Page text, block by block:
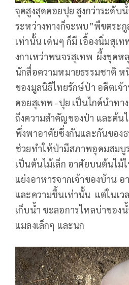
จุดสูงสุดดอยปุย สูงกว่าระดับน้
ระหว่างทางก็จะพบ”พืขตระ
เท่านั้น เด่นๆ ก็มี เอื้องนิ่มสุเ
งกาเหว่าพนจรสุเทพ ผึ้งขุด
นักสื่อความหมายธรรมชาติ ห
ของมูลนิธิไทยรักษ์ป่า อดีตเ
ดอยสุเทพ -ปุย เป็นไกด์นำทา
ถึงความสำคัญของป่า และต้น
พึ่งพาอาศัยซึ่งกันและกันของ
ช่วยทำให้ป่ามีสภาพอุดมสม
เป็นต้นไม้เล็ก อาศัยบนต้นไม้
แย่งอาหารจากเจ้าของบ้าน อ
และความชื้นเท่านั้น แต่ในเว
เก็บน้ำ ชะลอการไหลบ่าของ
แมลงเล็กๆ และนก